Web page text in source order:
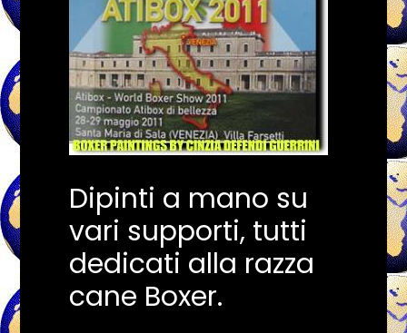
Dipinti a mano su
vari supporti, tutti
dedicati alla razza
cane Boxer.